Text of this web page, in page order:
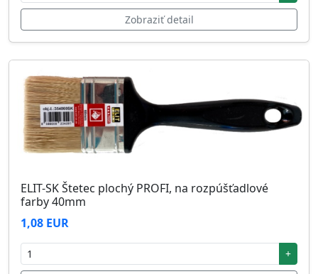
Zobraziť detail
ELIT-SK Štetec plochý PROFI, na rozpúšťadlové
farby 40mm
1,08 EUR
+